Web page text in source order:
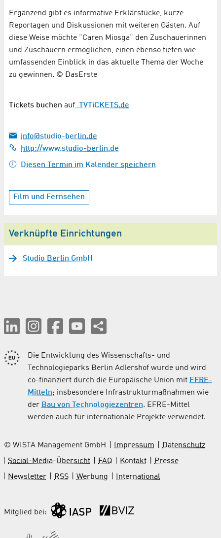
Ergänzend gibt es informative Erklärstücke, kurze
Reportagen und Diskussionen mit weiteren Gästen. Auf
diese Weise möchte "Caren Miosga" den Zuschauerinnen
und Zuschauern ermöglichen, einen ebenso tiefen wie
umfassenden Einblick in das aktuelle Thema der Woche
zu gewinnen. © DasErste
Tickets buchen aufTVTiCKETS.de
info@studio-berlin.de
http://www.studio-berlin.de
Diesen Termin im Kalender speichern
Film und Fernsehen
Verknüpfte Einrichtungen
Studio Berlin GmbH
Die Entwicklung des Wissenschafts- und
Technologieparks Berlin Adlershof wurde und wird
co-finanziert durch die Europäische Union mit EFRE-
Mitteln; insbesondere Infrastrukturmaßnahmen wie
der Bau von Technologiezentren. EFRE-Mittel
werden auch für internationale Projekte verwendet.
© WISTA Management GmbH Impressum
Datenschutz
Social-Media-Übersicht
FAQ Kontakt
Presse
Newsletter
RSS Werbung International
Mitglied bei: